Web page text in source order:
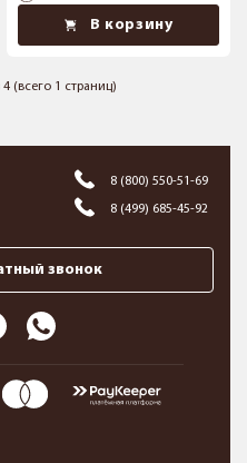
В корзину
(всего 1 страниц)
8 (800) 550-51-69
8 (499) 685-45-92
звонок